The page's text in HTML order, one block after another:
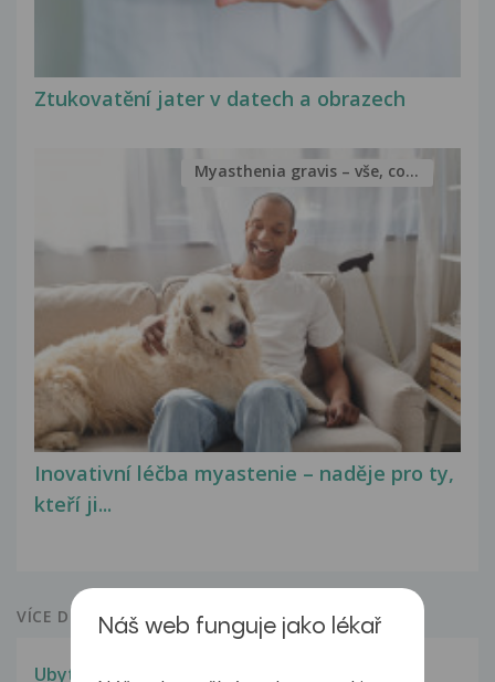
Ztukovatění jater v datech a obrazech
Inovativní léčba myastenie – naděje pro ty,
kteří ji...
Myasthenia gravis – vše, co...
VÍCE DOTAZŮ Z PORADNY
Ubytek vahy a helicobakter
Náš web funguje jako lékař